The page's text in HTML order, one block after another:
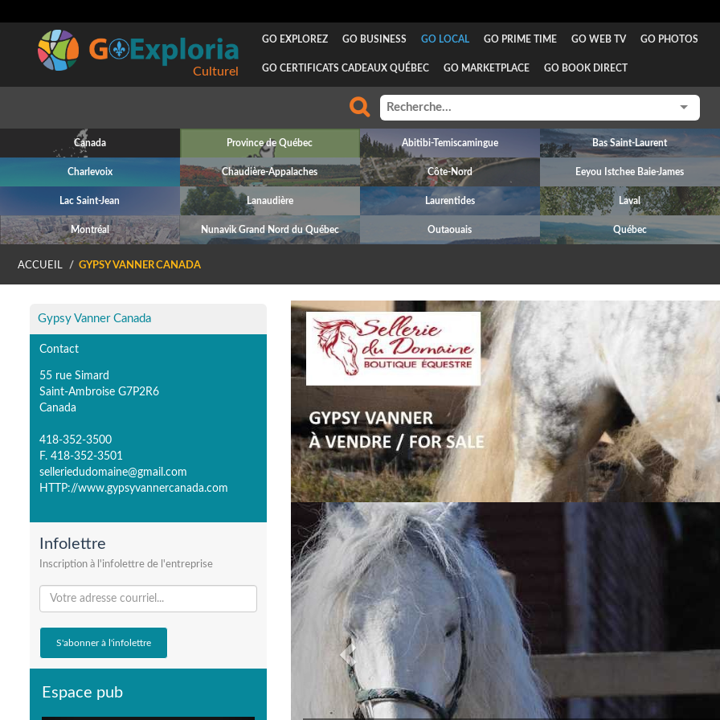
Culturel
GO EXPLOREZ GO BUSINESS GO LOCAL GO PRIME TIME GO WEB TV GO PHOTOS
GO CERTIFICATS CADEAUX QUÉBEC GO MARKETPLACE GO BOOK DIRECT
Canada Province de Québec Abitibi-Temiscamingue Bas Saint-Laurent
Charlevoix Chaudière-Appalaches Côte-Nord Eeyou Istchee Baie-James
Lac Saint-Jean Lanaudière Laurentides Laval
Montréal Nunavik Grand Nord du Québec Outaouais Québec
ACCUEIL GYPSY VANNER CANADA
Gypsy Vanner Canada
Contact
55 rue Simard
Saint-Ambroise G7P2R6
Canada
418-352-3500
F. 418-352-3501
selleriedudomaine@gmail.com
HTTP://www.gypsyvannercanada.com
Infolettre
Inscription à l'infolettre de l'entreprise
Espace pub
Previous